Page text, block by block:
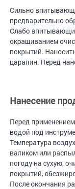
Сильно
предварительно
Слабо
окрашиванием
покрытий.
царапин. Перед
Нанесение
Перед
водой под
Температура
валиком или
погоду на сухую,
покрытий,
После окончания